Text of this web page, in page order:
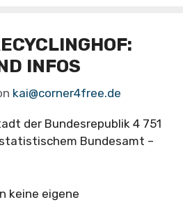
INFOS
kai@corner4free.de
der Bundesrepublik 4 751
Bundesamt –
keine eigene